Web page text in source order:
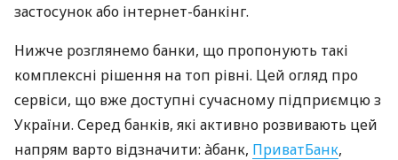
застосунок або інтернет-банкінг.
Нижче розглянемо банки, що пропонують такі
комплексні рішення на топ рівні. Цей огляд про
сервіси, що вже доступні сучасному підприємцю з
України. Серед банків, які активно розвивають цей
напрям варто відзначити: àбанк, ПриватБанк,